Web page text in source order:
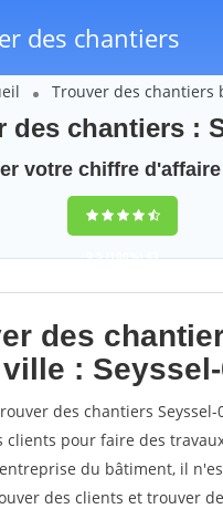
des chantiers
Trouver des chantiers
des chantiers :
votre chiffre
9,5(100%)43
votes
des
:
des chantiers Seyssel-
clients pour faire des
du bâtiment, il
des clients et trouver